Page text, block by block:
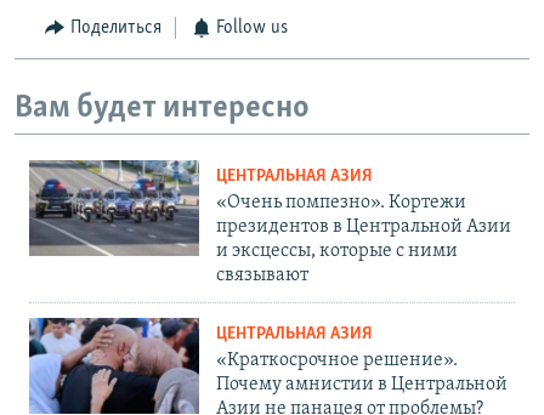
Поделиться Follow us
Вам будет интересно
ЦЕНТРАЛЬНАЯ АЗИЯ
«Очень помпезно». Кортежи
президентов в Центральной Азии
и эксцессы, которые с ними
связывают
ЦЕНТРАЛЬНАЯ АЗИЯ
«Краткосрочное решение».
Почему амнистии в Центральной
Азии не панацея от проблемы?